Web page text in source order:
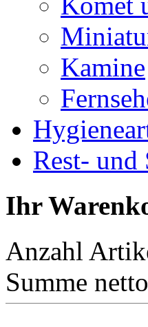
Kamine
Rest- und
Ihr
Anzahl
Summe